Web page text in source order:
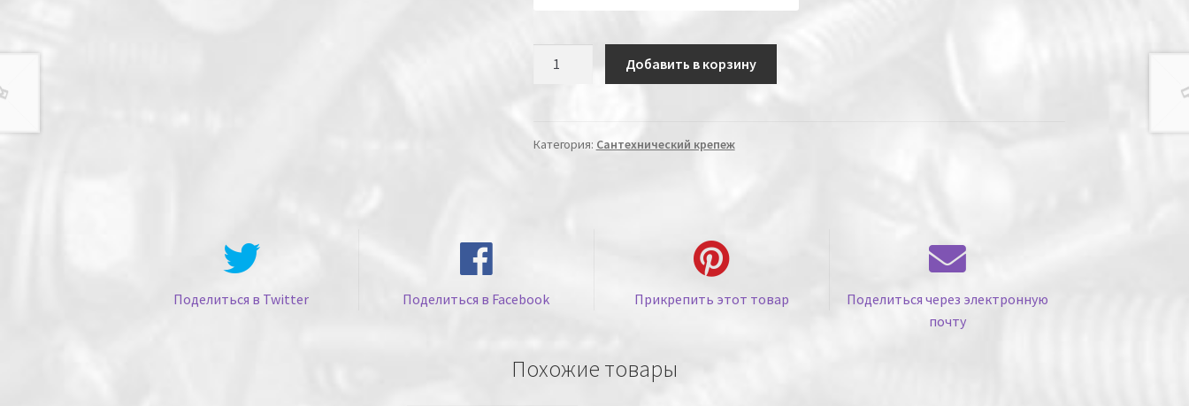
Добавить в корзину
Категория: Сантехнический крепеж
Поделиться в Twitter Поделиться в Facebook Прикрепить этот товар
Поделиться через электронную
почту
Похожие товары